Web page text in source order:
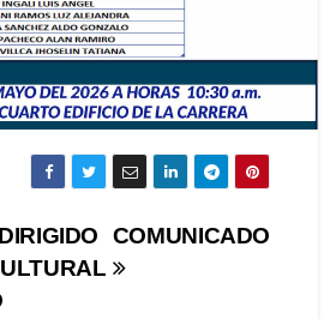
COMUNICADO